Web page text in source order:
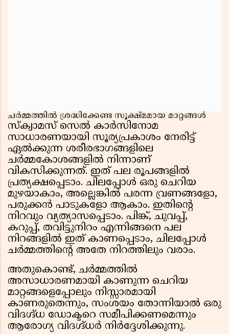
ചർമ്മത്തിൽ ശ്രദ്ധിക്കേണ്ട സൂക്ഷ്മമായ മാറ്റങ്ങൾ
സ്ക്വാമസ് സെൽ കാർസിനോമ
സാധാരണയായി സൂര്യപ്രകാശം നേരിട്ട്
ഏൽക്കുന്ന ശരീരഭാഗങ്ങളിലെ
ചർമ്മകോശങ്ങളിൽ നിന്നാണ്
വികസിക്കുന്നത്. ഇത് പല രൂപങ്ങളിൽ
പ്രത്യക്ഷപ്പെടാം. ചിലപ്പോൾ ഒരു ചെറിയ
മുഴയാകാം, അല്ലെങ്കിൽ പരന്ന വ്രണങ്ങളോ,
പരുക്കൻ പാടുകളോ ആകാം. ഇതിൻ്റെ
നിറവും വ്യത്യാസപ്പെടാം. പിങ്ക്, ചുവപ്പ്,
കറുപ്പ്, തവിട്ടുനിറം എന്നിങ്ങനെ പല
നിറങ്ങളിൽ ഇത് കാണപ്പെടാം, ചിലപ്പോൾ
ചർമ്മത്തിന്റെ അതേ നിറത്തിലും വരാം.
അതുകൊണ്ട്, ചർമ്മത്തിൽ
അസാധാരണമായി കാണുന്ന ചെറിയ
മാറ്റങ്ങളെപ്പോലും നിസ്സാരമായി
കാണരുതെന്നും, സംശയം തോന്നിയാൽ ഒരു
വിദഗ്ദ്ധ ഡോക്ടറെ സമീപിക്കണമെന്നും
ആരോഗ്യ വിദഗ്ദ്ധർ നിർദ്ദേശിക്കുന്നു.